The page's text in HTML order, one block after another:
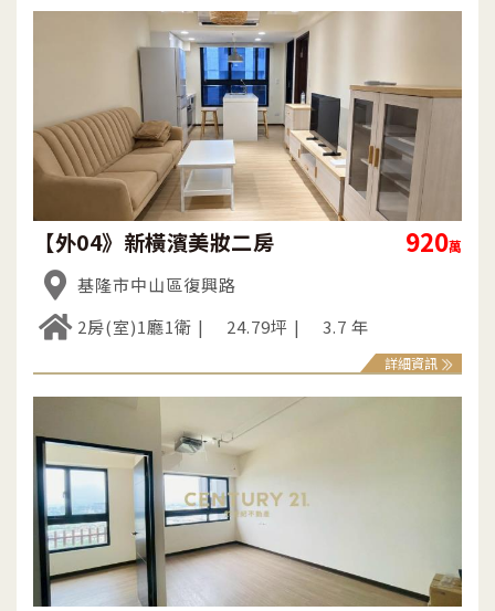
【外04》新橫濱美妝二房 920萬
基隆市中山區復興路
2房(室)1廳1衛
24.79坪 3.7 年
詳細資訊